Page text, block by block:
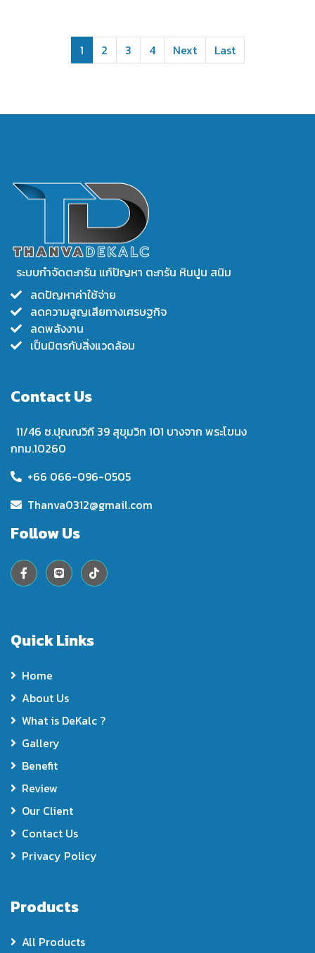
1 2 3 4 Next Last
ระบบกำจัดตะกรัน แก้ปัญหา ตะกรัน หินปูน สนิม
ลดปัญหาค่าใช้จ่าย
ลดความสูญเสียทางเศรษฐกิจ
ลดพลังงาน
เป็นมิตรกับสิ่งแวดล้อม
Contact Us
11/46 ซ.ปุณณวิถี 39 สุขุมวิท 101 บางจาก พระโขนง
กทม.10260
+66 066-096-0505
Thanva0312@gmail.com
Follow Us
Quick Links
Home
About Us
What is DeKalc ?
Gallery
Benefit
Review
Our Client
Contact Us
Privacy Policy
Products
All Products